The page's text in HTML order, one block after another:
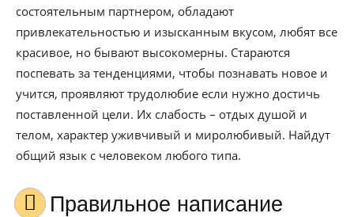
состоятельным партнером, обладают
привлекательностью и изысканным вкусом, любят все
красивое, но бывают высокомерны. Стараются
поспевать за тенденциями, чтобы познавать новое и
учится, проявляют трудолюбие если нужно достичь
поставленной цели. Их слабость – отдых душой и
телом, характер уживчивый и миролюбивый. Найдут
общий язык с человеком любого типа.
Правильное написание